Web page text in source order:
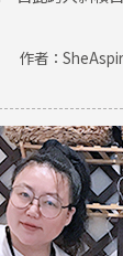
作者：